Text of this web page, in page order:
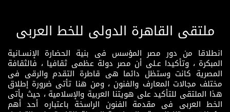
ملتقى القاهرة الدولى للخط العربى
انطلاقا من دور مصر المؤسس فى بنية الحضارة الإنسـانية
المبكرة ، وتأكيدا عـلى أن مصر دولة عظمى ثقافيا ، فالثقافة
المصرية كانت وستظل دائما هى قاطرة التقدم والرقى فى
مختلف مجالات المعارف والفنون ، ومن هنا تأتى ضرورة إطلاق
هذا الملتقى للتأكيد على هويتنا العربية والإسلامية ، حيث يأتى
الخط العربى فى مقدمة الفنون الراسخة باعتباره أحد أهم